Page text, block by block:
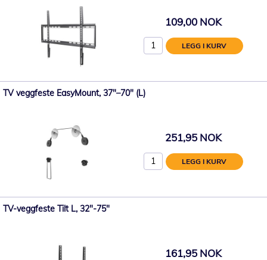
109,00 NOK
LEGG I KURV
TV veggfeste EasyMount, 37"–70" (L)
251,95 NOK
LEGG I KURV
TV-veggfeste Tilt L, 32"-75"
161,95 NOK